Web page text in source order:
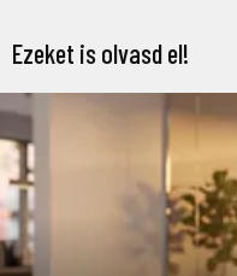
Ezeket is olvasd el!